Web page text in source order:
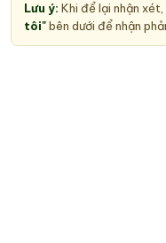
Lưu ý: Khi để lại nhận
tôi"bên dưới để nhận